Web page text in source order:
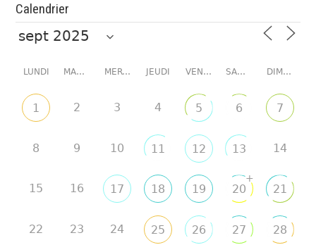
Calendrier
LUNDI MARDI MERCREDI JEUDI VENDREDI SAMEDI DIMANCHE
1 2 3 4 5 6 7
8 9 10 11 12 13 14
15 16 17 18 19 20
+
21
22 23 24 25 26 27 28